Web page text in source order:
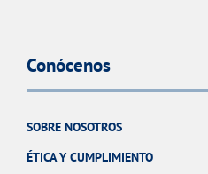
Conócenos
SOBRE NOSOTROS
ÉTICA Y CUMPLIMIENTO